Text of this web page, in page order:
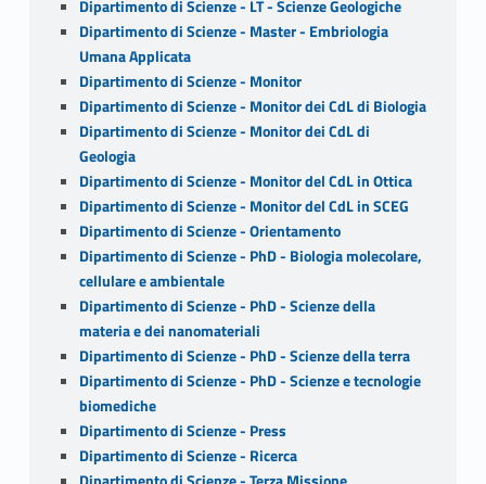
Dipartimento di Scienze - LT - Scienze Geologiche
Dipartimento di Scienze - Master - Embriologia
Umana Applicata
Dipartimento di Scienze - Monitor
Dipartimento di Scienze - Monitor dei CdL di Biologia
Dipartimento di Scienze - Monitor dei CdL di
Geologia
Dipartimento di Scienze - Monitor del CdL in Ottica
Dipartimento di Scienze - Monitor del CdL in SCEG
Dipartimento di Scienze - Orientamento
Dipartimento di Scienze - PhD - Biologia molecolare,
cellulare e ambientale
Dipartimento di Scienze - PhD - Scienze della
materia e dei nanomateriali
Dipartimento di Scienze - PhD - Scienze della terra
Dipartimento di Scienze - PhD - Scienze e tecnologie
biomediche
Dipartimento di Scienze - Press
Dipartimento di Scienze - Ricerca